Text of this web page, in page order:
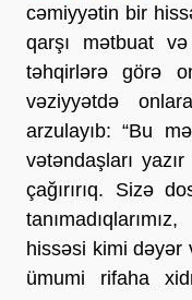
cəmiyyətin bir
qarşı mətbuat
təhqirlərə görə
vəziyyətdə
arzulayıb: “Bu
vətəndaşları
çağırırıq. Sizə
hissəsi kimi dəyər
ümumi rifaha